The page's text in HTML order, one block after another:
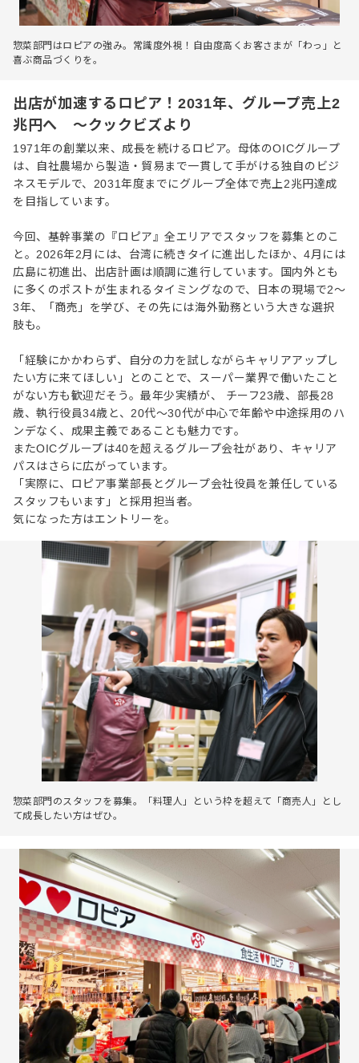
惣菜部門はロピアの強み。常識度外視！自由度高くお客さまが「わっ」と
喜ぶ商品づくりを。
出店が加速するロピア！2031年、グループ売上2
兆円へ ～クックビズより
1971年の創業以来、成長を続けるロピア。母体のOICグループ
は、自社農場から製造・貿易まで一貫して手がける独自のビジ
ネスモデルで、2031年度までにグループ全体で売上2兆円達成
を目指しています。
今回、基幹事業の『ロピア』全エリアでスタッフを募集とのこ
と。2026年2月には、台湾に続きタイに進出したほか、4月には
広島に初進出、出店計画は順調に進行しています。国内外とも
に多くのポストが生まれるタイミングなので、日本の現場で2〜
3年、「商売」を学び、その先には海外勤務という大きな選択
肢も。
「経験にかかわらず、自分の力を試しながらキャリアアップし
たい方に来てほしい」とのことで、スーパー業界で働いたこと
がない方も歓迎だそう。最年少実績が、 チーフ23歳、部長28
歳、執行役員34歳と、20代〜30代が中心で年齢や中途採用のハ
ンデなく、成果主義であることも魅力です。
またOICグループは40を超えるグループ会社があり、キャリア
パスはさらに広がっています。
「実際に、ロピア事業部長とグループ会社役員を兼任している
スタッフもいます」と採用担当者。
気になった方はエントリーを。
惣菜部門のスタッフを募集。「料理人」という枠を超えて「商売人」とし
て成長したい方はぜひ。